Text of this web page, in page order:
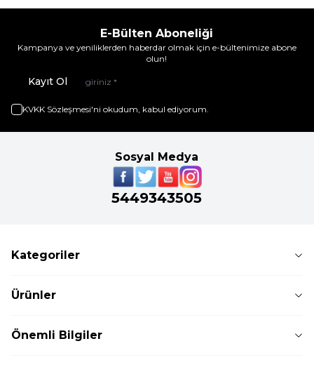
alanlar için
mükemmel
bir tercihtir.
E-Bülten Aboneliği
Kampanya ve yeniliklerden haberdar olmak için e-bültenimize abone
olun!
Kayıt Ol
KVKK Sözleşmesi'ni okudum, kabul ediyorum.
Sosyal Medya
5449343505
Kategoriler
Ürünler
Önemli Bilgiler